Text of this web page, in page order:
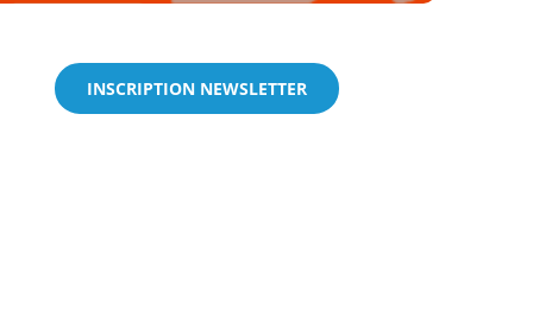
INSCRIPTION NEWSLETTER